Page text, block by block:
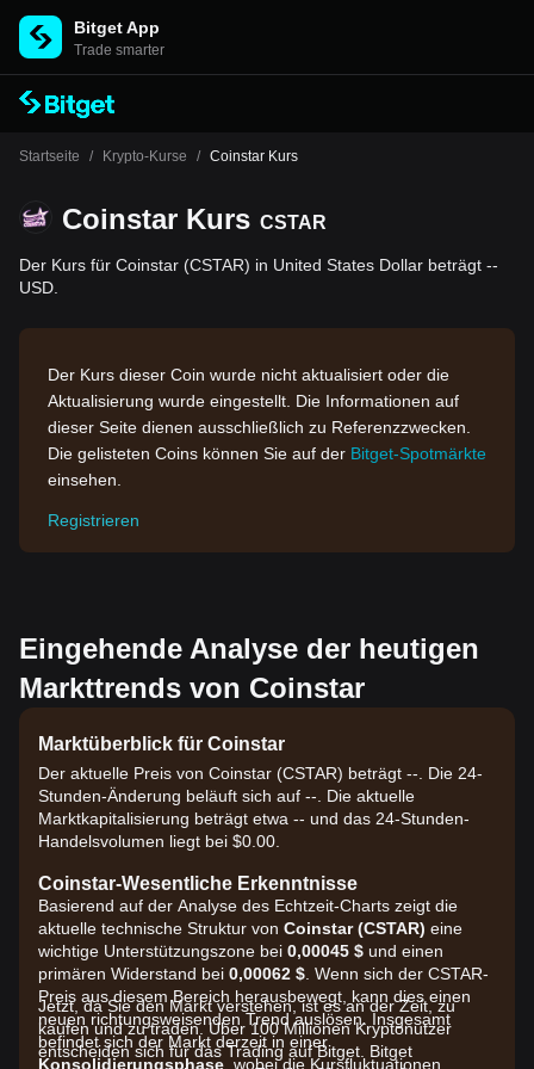
Bitget App
Trade smarter
Startseite / Krypto-Kurse / Coinstar Kurs
Coinstar Kurs CSTAR
Der Kurs für Coinstar (CSTAR) in United States Dollar beträgt --
USD.
Der Kurs dieser Coin wurde nicht aktualisiert oder die
Aktualisierung wurde eingestellt. Die Informationen auf
dieser Seite dienen ausschließlich zu Referenzzwecken.
Die gelisteten Coins können Sie auf der Bitget-Spotmärkte
einsehen.
Registrieren
Eingehende Analyse der heutigen
Markttrends von Coinstar
Marktüberblick für Coinstar
Der aktuelle Preis von Coinstar (CSTAR) beträgt --. Die 24-
Stunden-Änderung beläuft sich auf --. Die aktuelle
Marktkapitalisierung beträgt etwa -- und das 24-Stunden-
Handelsvolumen liegt bei $0.00.
Coinstar-Wesentliche Erkenntnisse
Basierend auf der Analyse des Echtzeit-Charts zeigt die
aktuelle technische Struktur von Coinstar (CSTAR) eine
wichtige Unterstützungszone bei 0,00045 $ und einen
primären Widerstand bei 0,00062 $ . Wenn sich der CSTAR-
Preis aus diesem Bereich herausbewegt, kann dies einen
neuen richtungsweisenden Trend auslösen. Insgesamt
befindet sich der Markt derzeit in einer
Konsolidierungsphase , wobei die Kursfluktuationen
Jetzt, da Sie den Markt verstehen, ist es an der Zeit, zu
kaufen und zu traden. Über 100 Millionen Kryptonutzer
entscheiden sich für das Trading auf Bitget. Bitget